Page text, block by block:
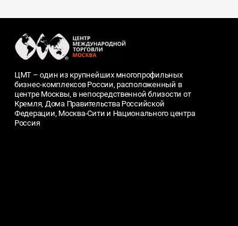
ЦМТ – один из крупнейших многопрофильных
бизнес-комплексов России, расположенный в
центре Москвы, в непосредственной близости от
Кремля, Дома Правительства Российской
Федерации, Москва-Сити и Национального центра
Россия